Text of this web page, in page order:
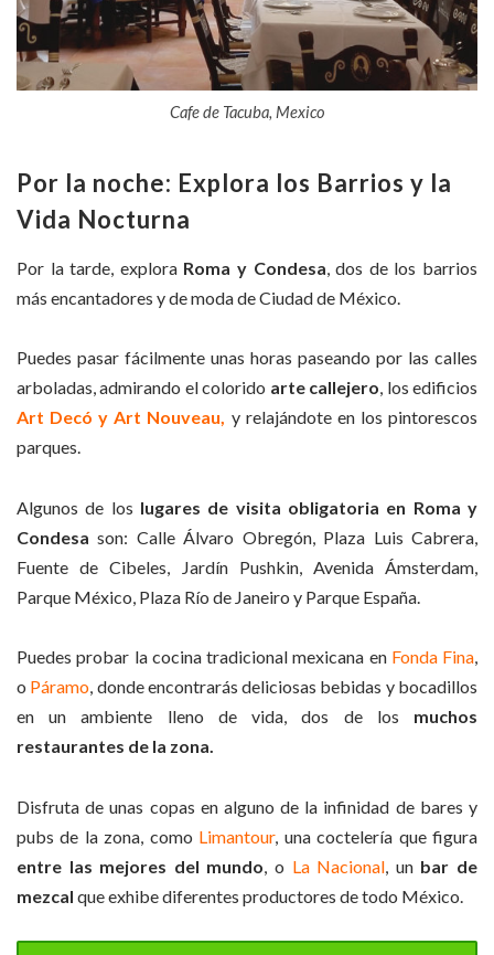
Cafe de Tacuba, Mexico
Por la noche: Explora los Barrios y la
Vida Nocturna
Por la tarde, explora Roma y Condesa, dos de los barrios
más encantadores y de moda de Ciudad de México.
Puedes pasar fácilmente unas horas paseando por las calles
arboladas, admirando el colorido arte callejero, los edificios
Art Decó y Art Nouveau, y relajándote en los pintorescos
parques.
Algunos de los lugares de visita obligatoria en Roma y
Condesa son: Calle Álvaro Obregón, Plaza Luis Cabrera,
Fuente de Cibeles, Jardín Pushkin, Avenida Ámsterdam,
Parque México, Plaza Río de Janeiro y Parque España.
Puedes probar la cocina tradicional mexicana en Fonda Fina,
o Páramo, donde encontrarás deliciosas bebidas y bocadillos
en un ambiente lleno de vida, dos de los muchos
restaurantes de la zona.
Disfruta de unas copas en alguno de la infinidad de bares y
pubs de la zona, como Limantour, una coctelería que figura
entre las mejores del mundo , o La Nacional , un bar de
mezcal que exhibe diferentes productores de todo México.